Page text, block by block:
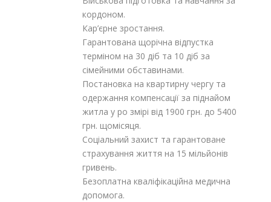
кордоном.
Кар’єрне зростання.
Гарантована щорічна відпустка
терміном на 30 діб та 10 діб за
сімейними обставинами.
Постановка на квартирну чергу та
одержання компенсації за піднайом
житла у ро змірі від 1900 грн. до 5400
грн. щомісяця.
Соціальний захист та гарантоване
страхування життя на 15 мільйонів
гривень.
Безоплатна кваліфікаційна медична
допомога.